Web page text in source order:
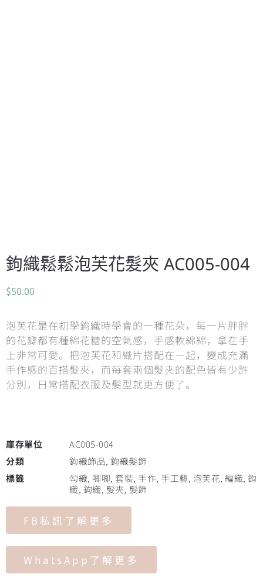
鉤織鬆鬆泡芙花髮夾 AC005-004
$50.00
泡芙花是在初學鉤織時學會的一種花朵，每一片胖胖
的花瓣都有種綿花糖的空氣感，手感軟綿綿，拿在手
上非常可愛。把泡芙花和織片搭配在一起，變成充滿
手作感的百搭髮夾，而每套兩個髮夾的配色皆有少許
分別，日常搭配衣服及髮型就更方便了。
庫存單位
AC005-004
分類
鉤織飾品, 鉤織髮飾
標籤
勾織, 唧唧, 套裝, 手作, 手工藝, 泡芙花, 編織, 鈎
織, 鉤織, 髮夾, 髮飾
FB私訊了解更多
WhatsApp了解更多